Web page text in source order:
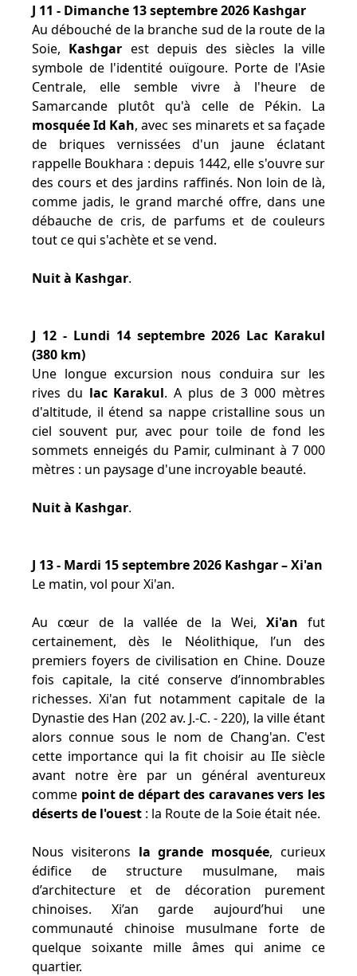
J 11 - Dimanche 13 septembre 2026 Kashgar
Au débouché de la branche sud de la route de la
Soie, Kashgar est depuis des siècles la ville
symbole de l'identité ouïgoure. Porte de l'Asie
Centrale, elle semble vivre à l'heure de
Samarcande plutôt qu'à celle de Pékin. La
mosquée Id Kah, avec ses minarets et sa façade
de briques vernissées d'un jaune éclatant
rappelle Boukhara : depuis 1442, elle s'ouvre sur
des cours et des jardins raffinés. Non loin de là,
comme jadis, le grand marché offre, dans une
débauche de cris, de parfums et de couleurs
tout ce qui s'achète et se vend.
Nuit à Kashgar.
J 12 - Lundi 14 septembre 2026 Lac Karakul
(380 km)
Une longue excursion nous conduira sur les
rives du lac Karakul. A plus de 3 000 mètres
d'altitude, il étend sa nappe cristalline sous un
ciel souvent pur, avec pour toile de fond les
sommets enneigés du Pamir, culminant à 7 000
mètres : un paysage d'une incroyable beauté.
Nuit à Kashgar.
J 13 - Mardi 15 septembre 2026 Kashgar – Xi'an
Le matin, vol pour Xi'an.
Au cœur de la vallée de la Wei,Xi'an fut
certainement, dès le Néolithique, l’un des
premiers foyers de civilisation en Chine. Douze
fois capitale, la cité conserve d’innombrables
richesses. Xi'an fut notamment capitale de la
Dynastie des Han (202 av. J.-C. - 220), la ville étant
alors connue sous le nom de Chang'an. C'est
cette importance qui la fit choisir au IIe siècle
avant notre ère par un général aventureux
comme point de départ des caravanes vers les
déserts de l'ouest : la Route de la Soie était née.
Nous visiterons la grande mosquée, curieux
édifice de structure musulmane, mais
d’architecture et de décoration purement
chinoises. Xi’an garde aujourd’hui une
communauté chinoise musulmane forte de
quelque soixante mille âmes qui anime ce
quartier.